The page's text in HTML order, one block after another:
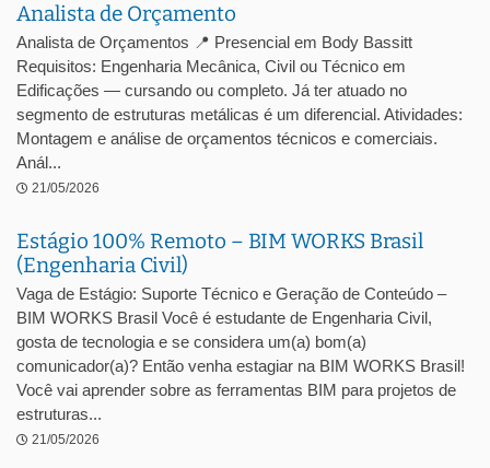
Analista de Orçamento
Analista de Orçamentos 📍 Presencial em Body Bassitt
Requisitos: Engenharia Mecânica, Civil ou Técnico em
Edificações — cursando ou completo. Já ter atuado no
segmento de estruturas metálicas é um diferencial. Atividades:
Montagem e análise de orçamentos técnicos e comerciais.
Anál...
21/05/2026
Estágio 100% Remoto – BIM WORKS Brasil
(Engenharia Civil)
Vaga de Estágio: Suporte Técnico e Geração de Conteúdo –
BIM WORKS Brasil Você é estudante de Engenharia Civil,
gosta de tecnologia e se considera um(a) bom(a)
comunicador(a)? Então venha estagiar na BIM WORKS Brasil!
Você vai aprender sobre as ferramentas BIM para projetos de
estruturas...
21/05/2026